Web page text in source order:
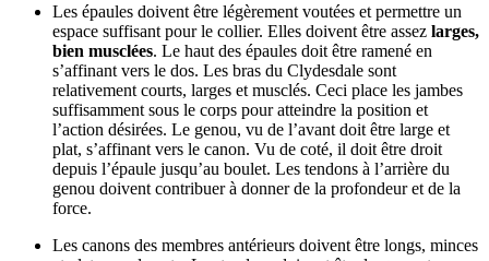
Les épaules doivent être légèrement voutées et permettre un
espace suffisant pour le collier. Elles doivent être assez larges,
bien musclées. Le haut des épaules doit être ramené en
s’affinant vers le dos. Les bras du Clydesdale sont
relativement courts, larges et musclés. Ceci place les jambes
suffisamment sous le corps pour atteindre la position et
l’action désirées. Le genou, vu de l’avant doit être large et
plat, s’affinant vers le canon. Vu de coté, il doit être droit
depuis l’épaule jusqu’au boulet. Les tendons à l’arrière du
genou doivent contribuer à donner de la profondeur et de la
force.
Les canons des membres antérieurs doivent être longs, minces